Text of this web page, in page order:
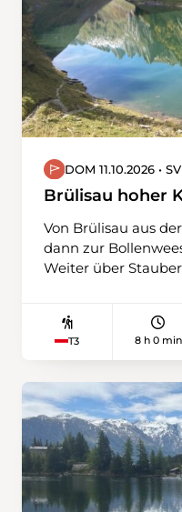
DOM 11.10.2026 •
Brülisau hoher
Von Brülisau aus
dann zur
Weiter über
T3 8 h 0 min